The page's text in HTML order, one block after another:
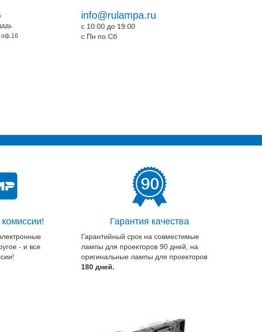
оф.16
info@rulampa.ru
c 10:00 до 19:00
c Пн по Сб
- и все
Гарантия качества
Гарантийный срок на совместимые
лампы для проекторов 90 дней, на
оригинальные лампы для проекторов
180 дней.